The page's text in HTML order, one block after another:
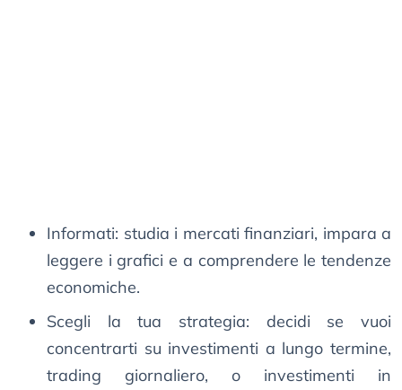
Informati: studia i mercati finanziari, impara a
leggere i grafici e a comprendere le tendenze
economiche.
Scegli la tua strategia: decidi se vuoi
concentrarti su investimenti a lungo termine,
trading giornaliero, o investimenti in